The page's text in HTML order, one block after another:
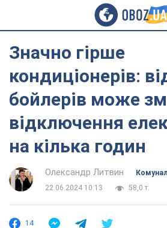
Значно гірше
кондиціонерів:
бойлерів може
відключення
на кілька годин
Олександр Литвин
22.06.2024 10:13
58,0 т.
14